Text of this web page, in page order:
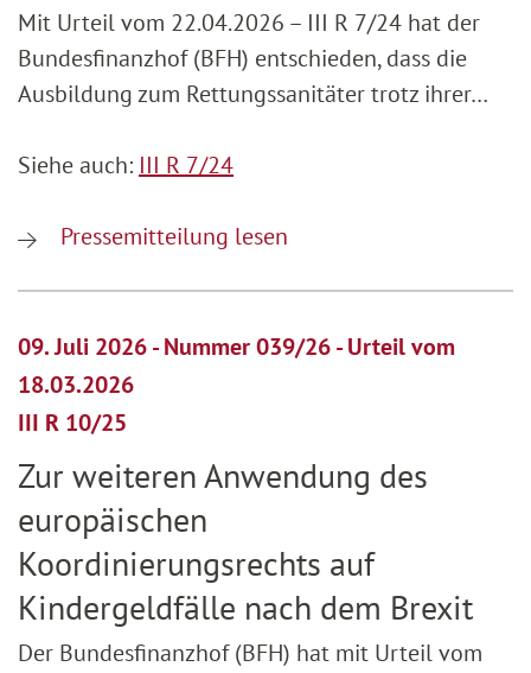
Mit Urteil vom 22.04.2026 – III R 7/24 hat der
Bundesfinanzhof (BFH) entschieden, dass die
Ausbildung zum Rettungssanitäter trotz ihrer…
Siehe auch: III R 7/24
Pressemitteilung lesen
09. Juli 2026 - Nummer 039/26 - Urteil vom
18.03.2026
III R 10/25
Zur weiteren Anwendung des
europäischen
Koordinierungsrechts auf
Kindergeldfälle nach dem Brexit
Der Bundesfinanzhof (BFH) hat mit Urteil vom